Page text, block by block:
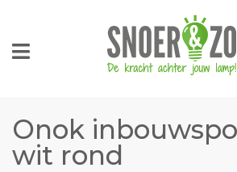
Onok
wit rond